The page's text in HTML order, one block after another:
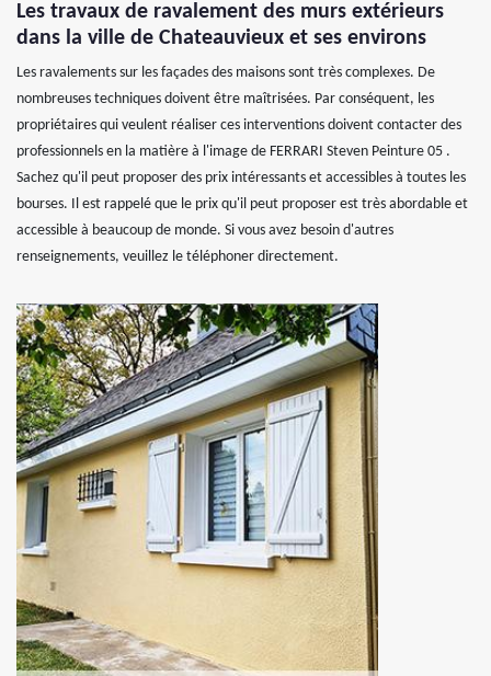
Les travaux de ravalement des murs extérieurs
dans la ville de Chateauvieux et ses environs
Les ravalements sur les façades des maisons sont très complexes. De
nombreuses techniques doivent être maîtrisées. Par conséquent, les
propriétaires qui veulent réaliser ces interventions doivent contacter des
professionnels en la matière à l'image de FERRARI Steven Peinture 05 .
Sachez qu'il peut proposer des prix intéressants et accessibles à toutes les
bourses. Il est rappelé que le prix qu'il peut proposer est très abordable et
accessible à beaucoup de monde. Si vous avez besoin d'autres
renseignements, veuillez le téléphoner directement.